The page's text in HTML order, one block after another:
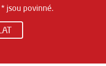
jsou povinné.